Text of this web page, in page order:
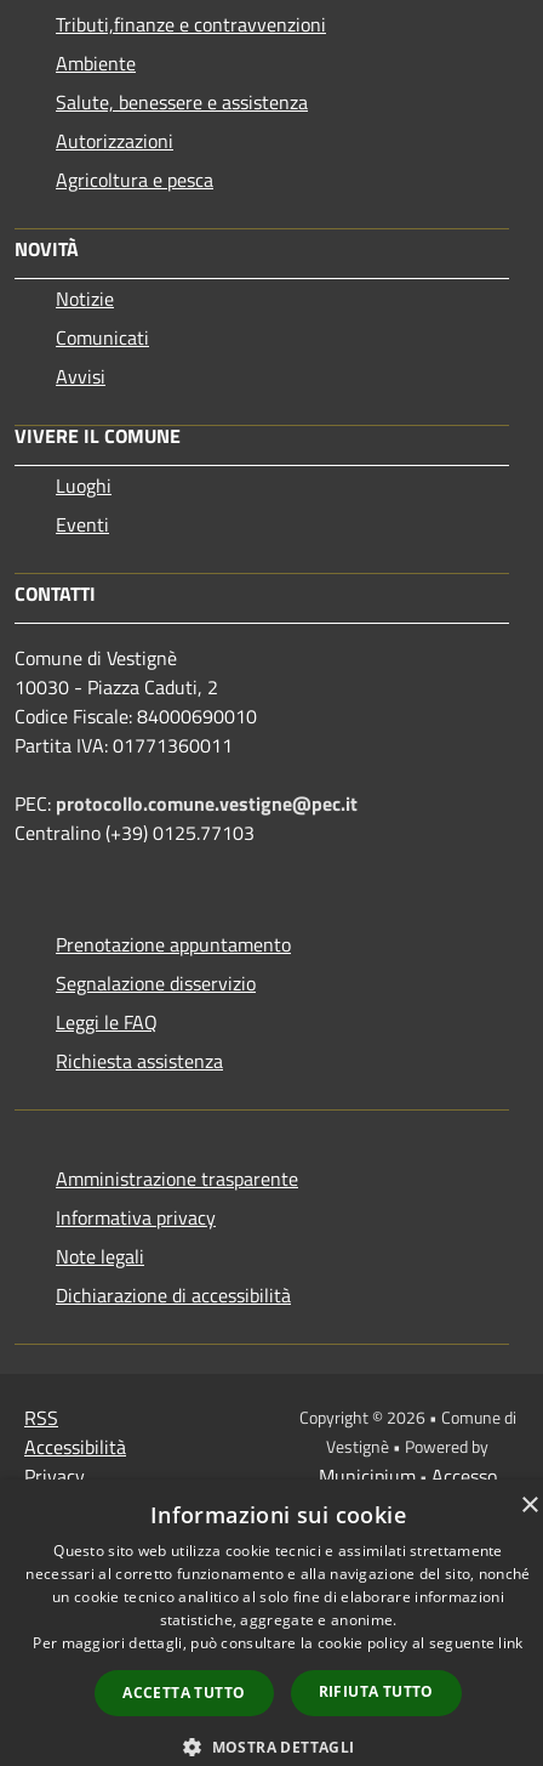
Tributi,finanze e contravvenzioni
Ambiente
Salute, benessere e assistenza
Autorizzazioni
Agricoltura e pesca
NOVITÀ
Notizie
Comunicati
Avvisi
VIVERE IL COMUNE
Luoghi
Eventi
CONTATTI
Comune di Vestignè
10030 - Piazza Caduti, 2
Codice Fiscale: 84000690010
Partita IVA: 01771360011
PEC: protocollo.comune.vestigne@pec.it
Centralino (+39) 0125.77103
Prenotazione appuntamento
Segnalazione disservizio
Leggi le FAQ
Richiesta assistenza
Amministrazione trasparente
Informativa privacy
Note legali
Dichiarazione di accessibilità
RSS
Accessibilità
Privacy
Copyright © 2026 • Comune di
Vestignè • Powered by
Municipium• Accesso
redazione
×
Informazioni sui cookie
Questo sito web utilizza cookie tecnici e assimilati strettamente
necessari al corretto funzionamento e alla navigazione del sito, nonché
un cookie tecnico analitico al solo fine di elaborare informazioni
statistiche, aggregate e anonime.
Per maggiori dettagli, può consultare la cookie policy al seguente link
ACCETTA TUTTO RIFIUTA TUTTO
MOSTRA DETTAGLI